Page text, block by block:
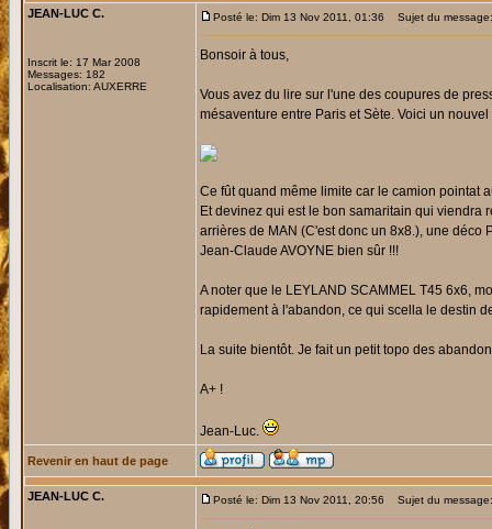
JEAN-LUC C.
Inscrit le: 17 Mar 2008
Messages: 182
Localisation: AUXERRE
Posté le: Dim 13 Nov 2011, 01:36 Sujet du
Bonsoir à tous,
Vous avez du lire sur l'une des coupures de
mésaventure entre Paris et Sète. Voici un
Ce fût quand même limite car le camion pointat
Et devinez qui est le bon samaritain qui viendra
arrières de MAN (C'est donc un 8x8.), une déco
Jean-Claude AVOYNE bien sûr !!!
A noter que le LEYLAND SCAMMEL T45 6x6,
rapidement à l'abandon, ce qui scella le destin
La suite bientôt. Je fait un petit topo des
A+ !
Jean-Luc.
Revenir en haut de page
JEAN-LUC C. Posté le: Dim 13 Nov 2011, 20:56 Sujet du